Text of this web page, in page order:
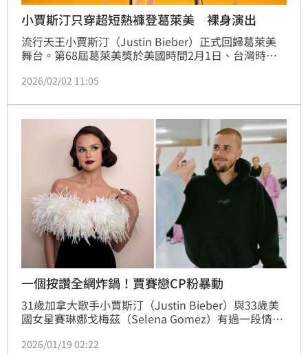
小賈斯汀只穿超短熱褲登葛萊美 裸身演出
流行天王小賈斯汀（Justin Bieber）正式回歸葛萊美
舞台。第68屆葛萊美獎於美國時間2月1日、台灣時間
唱新專輯《Swag》中的〈Yukon〉，也是他自2022年
公開表演。
2026/02/02 11:05
一個按讚全網炸鍋！賈賽戀CP粉暴動
31歲加拿大歌手小賈斯汀（Justin Bieber）與33歲美
國女星賽琳娜戈梅茲（Selena Gomez）有過一段情。
給小賈斯汀當年熱吻賽琳娜的一張照片留言，沒想到小
2026/01/19 02:22